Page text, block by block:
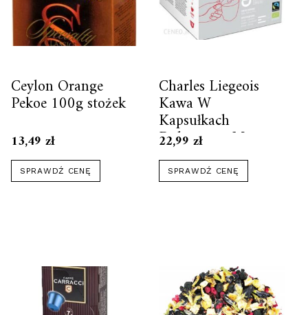
Ceylon Orange
Pekoe 100g stożek
13,49 zł
SPRAWDŹ CENĘ
Charles Liegeois
Kawa W
Kapsułkach
Dolcegusto Mano
Mano Puissant 16
Szt.
22,99zł
SPRAWDŹ CENĘ